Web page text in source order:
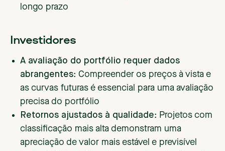
longo prazo
Investidores
A avaliação do portfólio requer dados
abrangentes: Compreender os preços à vista e
as curvas futuras é essencial para uma avaliação
precisa do portfólio
Retornos ajustados à qualidade: Projetos com
classificação mais alta demonstram uma
apreciação de valor mais estável e previsível